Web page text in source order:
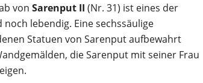
von Sarenput II (Nr. 31) ist eines der
lebendig. Eine sechssäulige
Statuen von Sarenput aufbewahrt
die Sarenput mit seiner Frau